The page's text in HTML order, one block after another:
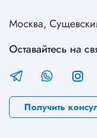
Москва,
Оставайтесь на
Получить